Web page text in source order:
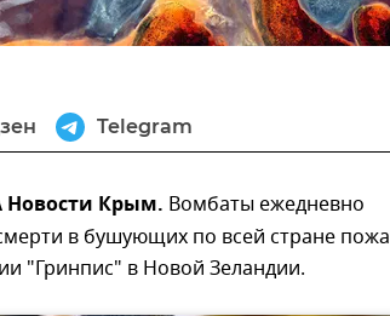
Telegram
Крым. Вомбаты ежедневно
в бушующих по всей стране
"Гринпис" в Новой Зеландии.